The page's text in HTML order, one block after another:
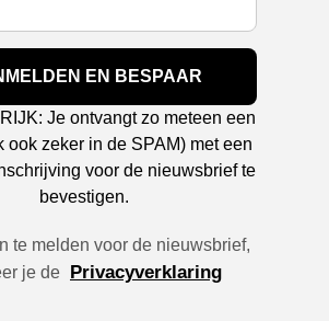
EN BESPAAR
Je ontvangt zo meteen een
ook zeker in de SPAM) met een
voor de nieuwsbrief te
bevestigen.
te melden voor de nieuwsbrief,
je de Privacyverklaring